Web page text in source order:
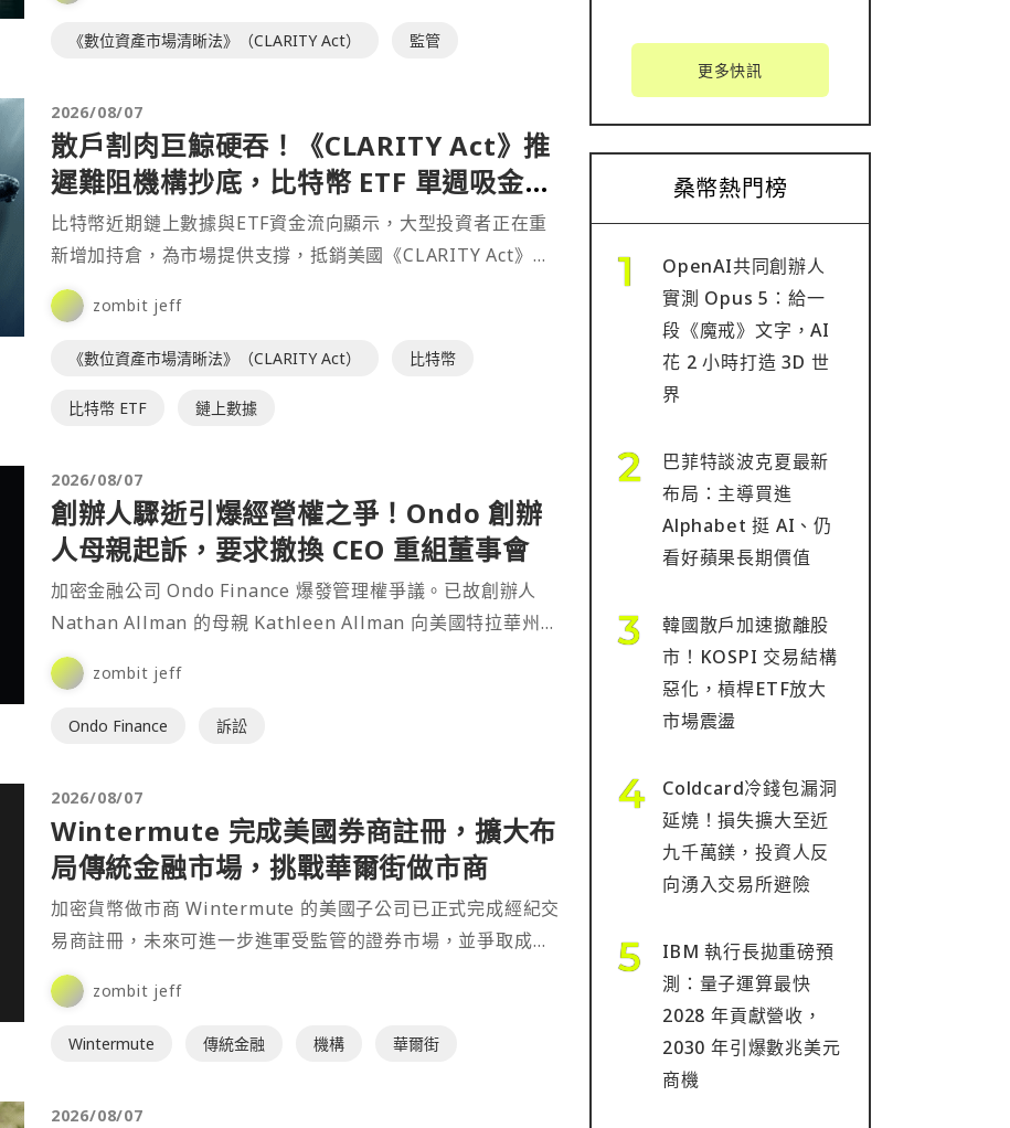
《數位資產市場清晰法》（CLARITY Act） 監管
2026/08/07
散戶割肉巨鯨硬吞！《CLARITY Act》推
遲難阻機構抄底，比特幣 ETF 單週吸金
7.5 億美元
比特幣近期鏈上數據與ETF資金流向顯示，大型投資者正在重
新增加持倉，為市場提供支撐，抵銷美國《CLARITY Act》立
法進展停滯帶來的不確定性。⋯
zombit jeff
《數位資產市場清晰法》（CLARITY Act） 比特幣
比特幣 ETF 鏈上數據
2026/08/07
創辦人驟逝引爆經營權之爭！Ondo 創辦
人母親起訴，要求撤換 CEO 重組董事會
加密金融公司 Ondo Finance 爆發管理權爭議。已故創辦人
Nathan Allman 的母親 Kathleen Allman 向美國特拉華州衡
平法院提起訴⋯
zombit jeff
Ondo Finance 訴訟
2026/08/07
Wintermute 完成美國券商註冊，擴大布
局傳統金融市場，挑戰華爾街做市商
加密貨幣做市商 Wintermute 的美國子公司已正式完成經紀交
易商註冊，未來可進一步進軍受監管的證券市場，並爭取成為
紐約證券交易所（NYSE）及那斯達克等主要交⋯
zombit jeff
Wintermute 傳統金融 機構 華爾街
2026/08/07
更多快訊
桑幣熱門榜
OpenAI共同創辦人
實測 Opus 5：給一
段《魔戒》文字，AI
花 2 小時打造 3D 世
界
巴菲特談波克夏最新
布局：主導買進
Alphabet 挺 AI、仍
看好蘋果長期價值
韓國散戶加速撤離股
市！KOSPI 交易結構
惡化，槓桿ETF放大
市場震盪
Coldcard冷錢包漏洞
延燒！損失擴大至近
九千萬鎂，投資人反
向湧入交易所避險
IBM 執行長拋重磅預
測：量子運算最快
2028 年貢獻營收，
2030 年引爆數兆美元
商機